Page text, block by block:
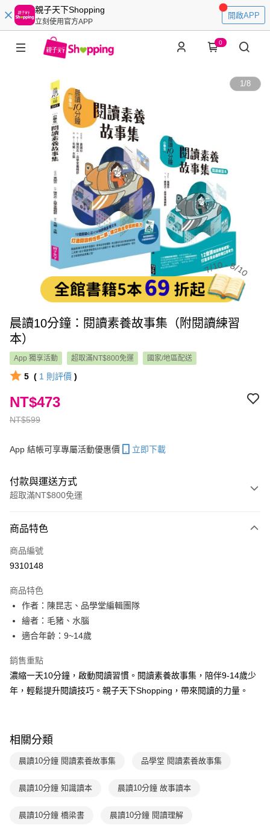
親子天下Shopping
立刻使用官方APP
開啟APP
0
1/8
晨讀10分鐘：閱讀素養故事集（附閱讀練習
本）
App 獨享活動 超取滿NT$800免運 國家/地區配送
5 ( 1 則評價 )
NT$599
NT$473
App 結帳可享專屬活動優惠價 立即下載
付款與運送方式
超取滿NT$800免運
信用卡一次付款
LINE Pay
大哥付你分期
相關說明
【大哥付你分期使用說明】
1.本服務由台灣大哥大提供，台灣大哥大用戶可立即使用無須另外申請。
流程，驗證手機門號後，選擇欲分期的期數、繳款截止日，確認付款後即完
成交易。
3.實際核准額度、可分期數及費用金額請依後續交易確認頁面所載為準。
4.訂單成立30分鐘內，如未前往確認交易或遇審核未通過，訂單將自動取
1.分期款項不併入電信帳單，「大哥付你分期」於每月結算日後寄送繳費提
2.透過簡訊連結打開帳單後，可選擇「超商條碼／台灣大直營門市／銀行轉
【注意事項】
用戶於交易時，得透過本服務購買商品或服務，並由商店將買賣／分期付款
AFTEE先享後付
相關說明
AFTEE先享後付是「在收到商品之後才付款」的支付方式。 讓您購物簡單
便利好安心！
【「AFTEE先享後付」結帳流程】
１．於結帳方式選擇「AFTEE先享後付」後，將跳轉至「AFTEE先享後付」
結帳頁面，進行簡訊認證並確認金額後，即可完成結帳。
３．收到繳費通知簡訊後14天內，點擊此簡訊中的連結，可透過四大超商／
※ 請注意：結帳手續完成當下不需立刻繳費，但若您需要取消訂單，請聯絡
購買商品的店家。未經商家同意取消之訂單仍視為有效，需透過AFTEE先享
ATM付款
每筆NT$70，滿NT$800(含以上)免運費
付款後7-11取貨
每筆NT$70，滿NT$800(含以上)免運費
商品特色
商品編號
9310148
商品特色
作者：陳昆志、品學堂編輯團隊
繪者：毛豬、水腦
適合年齡：9~14歲
銷售重點
濃縮一天10分鐘，啟動閱讀習慣。閱讀素養故事集，陪伴9-14歲少
年，輕鬆提升閱讀技巧。親子天下Shopping，帶來閱讀的力量。
相關分類
晨讀10分鐘 閱讀素養故事集 品學堂 閱讀素養故事集
晨讀10分鐘 知識讀本 晨讀10分鐘 故事讀本
晨讀10分鐘 橋梁書 晨讀10分鐘 閱讀理解